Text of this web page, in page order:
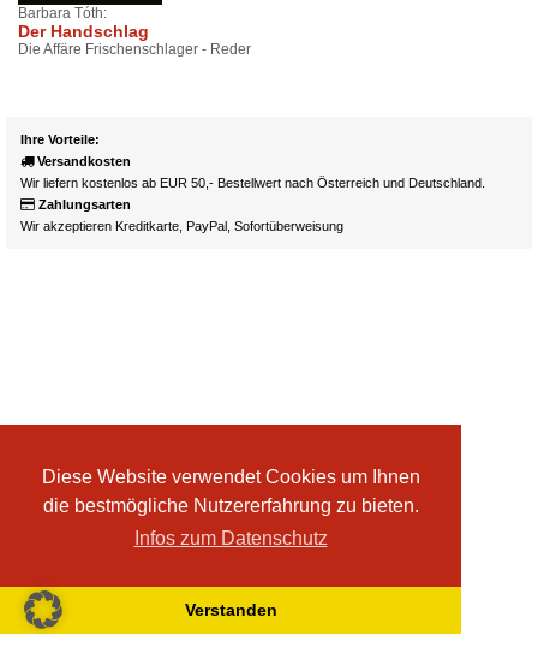
Diese Website verwendet Cookies um Ihnen
die bestmögliche Nutzererfahrung zu bieten.
Infos zum Datenschutz
Verstanden
Barbara Tóth:
Der Handschlag
Die Affäre Frischenschlager - Reder
Ihre Vorteile:
Versandkosten
Wir liefern kostenlos ab EUR 50,- Bestellwert nach Österreich und Deutschland.
Zahlungsarten
Wir akzeptieren Kreditkarte, PayPal, Sofortüberweisung